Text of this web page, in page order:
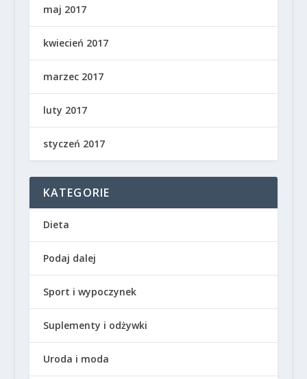
maj 2017
kwiecień 2017
marzec 2017
luty 2017
styczeń 2017
KATEGORIE
Dieta
Podaj dalej
Sport i wypoczynek
Suplementy i odżywki
Uroda i moda